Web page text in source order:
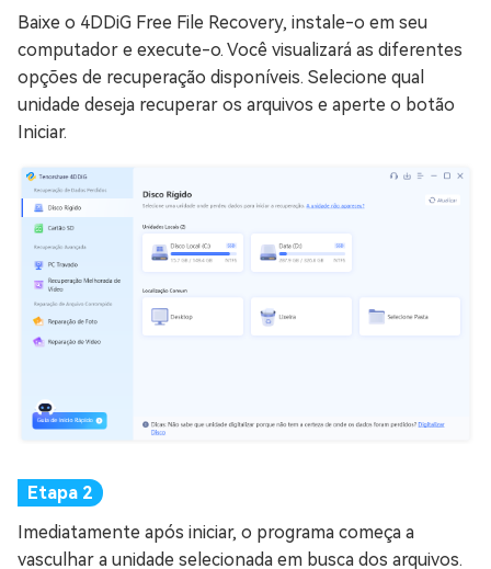
Baixe o 4DDiG Free File Recovery, instale-o em seu
computador e execute-o. Você visualizará as diferentes
opções de recuperação disponíveis. Selecione qual
unidade deseja recuperar os arquivos e aperte o botão
Iniciar.
Imediatamente após iniciar, o programa começa a
vasculhar a unidade selecionada em busca dos arquivos.